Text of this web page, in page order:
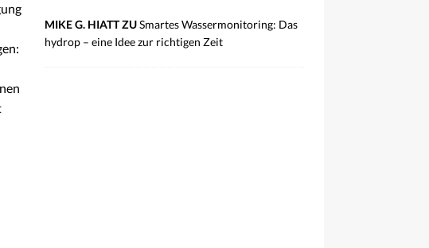
MIKE G. HIATT ZUSmartes Wassermonitoring: Das
hydrop – eine Idee zur richtigen Zeit